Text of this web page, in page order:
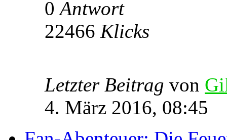
0Antwort
22466 Klicks
Letzter Beitrag von
4. März 2016, 08:45